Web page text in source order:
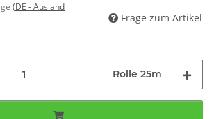
(DE - Ausland
Frage zum Artikel
Rolle 25m